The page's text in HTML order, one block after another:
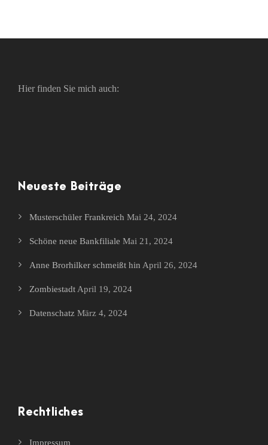
Hier finden Sie mich auch:
Neueste Beiträge
Musterschüler Frankreich Mai 24, 2024
Schöne neue Bankfiliale Mai 21, 2024
Anne Brorhilker schmeißt hin April 26, 2024
Zombiestadt April 19, 2024
Datenschatz März 4, 2024
Rechtliches
Impressum